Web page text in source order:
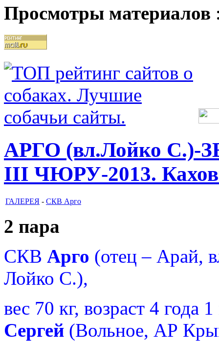
Просмотры материалов
АРГО (вл.Лойко С.)-
III ЧЮРУ-2013.
ГАЛЕРЕЯ - СКВ Арго
2 пара
СКВ Арго (отец – Арай,
Лойко С.),
вес 70 кг, возраст 4 года
Сергей (Вольное, АР